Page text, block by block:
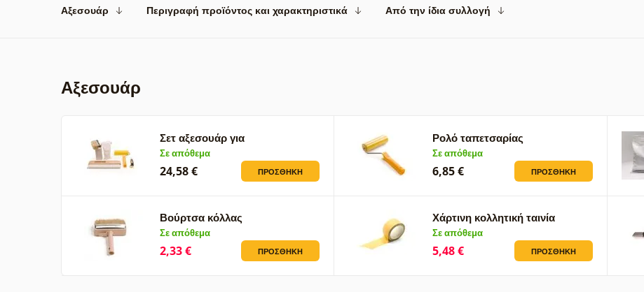
Αξεσουάρ Περιγραφή προϊόντος και χαρακτηριστικά Από την ίδια συλλογή
Αξεσουάρ
Σετ αξεσουάρ για
φωτογραφικές…
Σε απόθεμα
24,58 € ΠΡΟΣΘΉΚΗ
Ρολό ταπετσαρίας
Σε απόθεμα
6,85 € ΠΡΟΣΘΉΚΗ
Βούρτσα κόλλας
Σε απόθεμα
2,33 € ΠΡΟΣΘΉΚΗ
Χάρτινη κολλητική ταινία
Σε απόθεμα
5,48 € ΠΡΟΣΘΉΚΗ